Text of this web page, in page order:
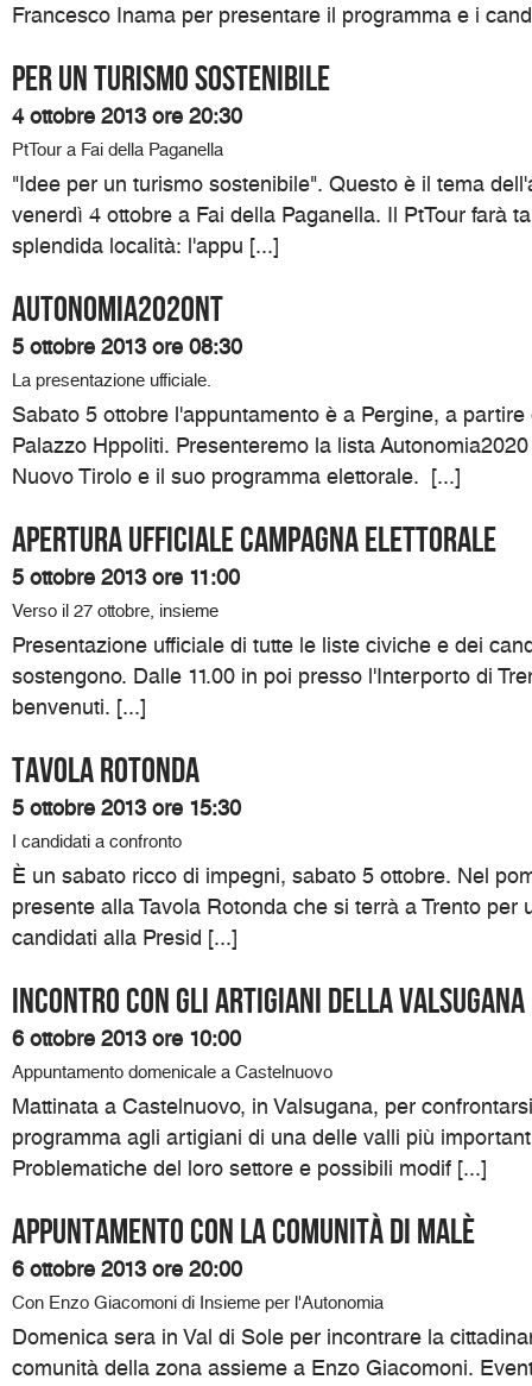
Francesco Inama per presentare il programma e i
Per un turismo sostenibile
4 ottobre 2013 ore 20:30
PtTour a Fai della Paganella
"Idee per un turismo sostenibile". Questo è il tema
venerdì 4 ottobre a Fai della Paganella. Il PtTour farà
splendida località: l'appu [...]
Autonomia2020NT
5 ottobre 2013 ore 08:30
La presentazione ufficiale.
Sabato 5 ottobre l'appuntamento è a Pergine, a
Palazzo Hppoliti. Presenteremo la lista
Nuovo Tirolo e il suo programma elettorale. [...]
Apertura ufficiale campagna elettorale
5 ottobre 2013 ore 11:00
Verso il 27 ottobre, insieme
Presentazione ufficiale di tutte le liste civiche e dei
sostengono. Dalle 11.00 in poi presso l'Interporto di
benvenuti. [...]
Tavola rotonda
5 ottobre 2013 ore 15:30
I candidati a confronto
È un sabato ricco di impegni, sabato 5 ottobre. Nel
presente alla Tavola Rotonda che si terrà a Trento per
candidati alla Presid [...]
Incontro con gli artigiani della Valsugana
6 ottobre 2013 ore 10:00
Appuntamento domenicale a Castelnuovo
Mattinata a Castelnuovo, in Valsugana, per
programma agli artigiani di una delle valli più
Problematiche del loro settore e possibili modif [...]
Appuntamento con la comunità di Malè
6 ottobre 2013 ore 20:00
Con Enzo Giacomoni di Insieme per l'Autonomia
Domenica sera in Val di Sole per incontrare la
comunità della zona assieme a Enzo Giacomoni.